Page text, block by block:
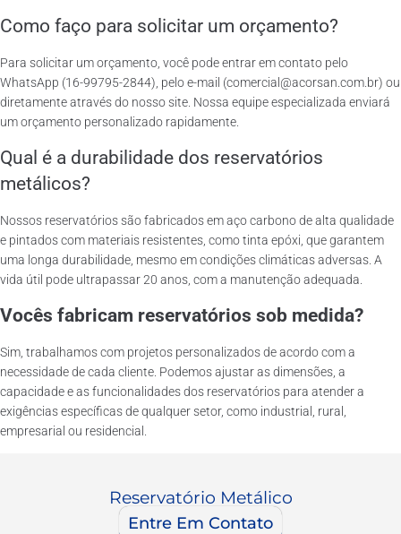
Como faço para solicitar um orçamento?
Para solicitar um orçamento, você pode entrar em contato pelo
WhatsApp (16-99795-2844), pelo e-mail (comercial@acorsan.com.br) ou
diretamente através do nosso site. Nossa equipe especializada enviará
um orçamento personalizado rapidamente.
Qual é a durabilidade dos reservatórios
metálicos?
Nossos reservatórios são fabricados em aço carbono de alta qualidade
e pintados com materiais resistentes, como tinta epóxi, que garantem
uma longa durabilidade, mesmo em condições climáticas adversas. A
vida útil pode ultrapassar 20 anos, com a manutenção adequada.
Vocês fabricam reservatórios sob medida?
Sim, trabalhamos com projetos personalizados de acordo com a
necessidade de cada cliente. Podemos ajustar as dimensões, a
capacidade e as funcionalidades dos reservatórios para atender a
exigências específicas de qualquer setor, como industrial, rural,
empresarial ou residencial.
Reservatório Metálico
Entre Em Contato